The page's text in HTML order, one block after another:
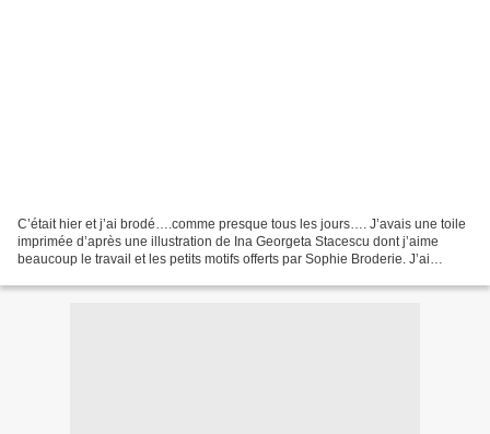
C’était hier et j’ai brodé….comme presque tous les jours…. J’avais une toile
imprimée d’après une illustration de Ina Georgeta Stacescu dont j’aime
beaucoup le travail et les petits motifs offerts par Sophie Broderie. J’ai